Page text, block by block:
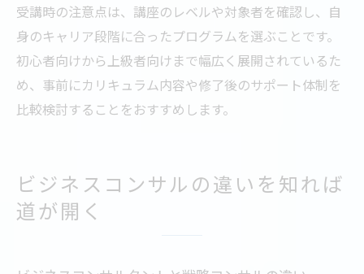
受講時の注意点は、講座のレベルや対象者を確認し、自
身のキャリア段階に合ったプログラムを選ぶことです。
初心者向けから上級者向けまで幅広く展開されているた
め、事前にカリキュラム内容や修了後のサポート体制を
比較検討することをおすすめします。
ビジネスコンサルの違いを知れば
道が開く